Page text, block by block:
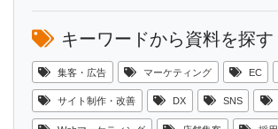
キーワードから資料を探す
集客・広告 マーケティング EC
サイト制作・改善 DX SNS